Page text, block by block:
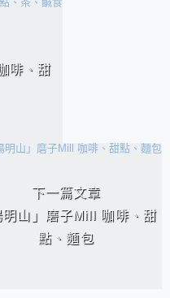
啡、甜
下一篇文章
明山」磨子Mill 咖啡、甜
點、麵包